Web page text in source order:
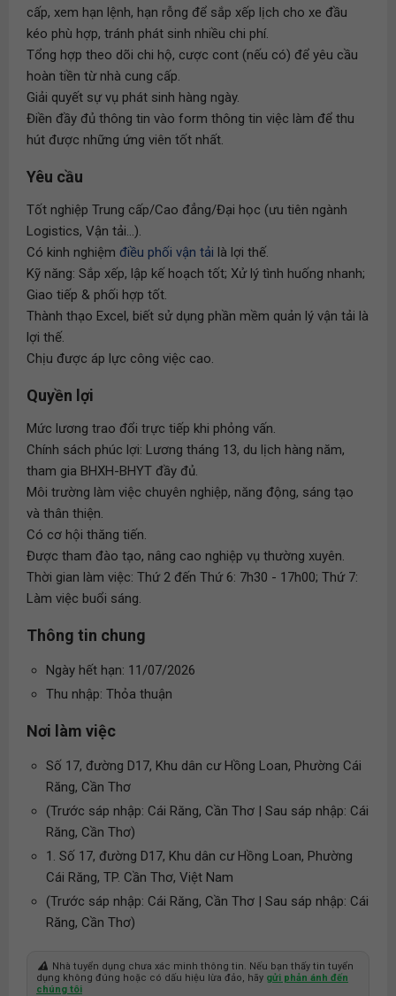
cấp, xem hạn lệnh, hạn rỗng để sắp xếp lịch cho xe đầu
kéo phù hợp, tránh phát sinh nhiều chi phí.
Tổng hợp theo dõi chi hộ, cược cont (nếu có) để yêu cầu
hoàn tiền từ nhà cung cấp.
Giải quyết sự vụ phát sinh hàng ngày.
Điền đầy đủ thông tin vào form thông tin việc làm để thu
hút được những ứng viên tốt nhất.
Yêu cầu
Tốt nghiệp Trung cấp/Cao đẳng/Đại học (ưu tiên ngành
Logistics, Vận tải...).
Có kinh nghiệm điều phối vận tải là lợi thế.
Kỹ năng: Sắp xếp, lập kế hoạch tốt; Xử lý tình huống nhanh;
Giao tiếp & phối hợp tốt.
Thành thạo Excel, biết sử dụng phần mềm quản lý vận tải là
lợi thế.
Chịu được áp lực công việc cao.
Quyền lợi
Mức lương trao đổi trực tiếp khi phỏng vấn.
Chính sách phúc lợi: Lương tháng 13, du lịch hàng năm,
tham gia BHXH-BHYT đầy đủ.
Môi trường làm việc chuyên nghiệp, năng động, sáng tạo
và thân thiện.
Có cơ hội thăng tiến.
Được tham đào tạo, nâng cao nghiệp vụ thường xuyên.
Thời gian làm việc: Thứ 2 đến Thứ 6: 7h30 - 17h00; Thứ 7:
Làm việc buổi sáng.
Thông tin chung
Ngày hết hạn: 11/07/2026
Thu nhập: Thỏa thuận
Nơi làm việc
Số 17, đường D17, Khu dân cư Hồng Loan, Phường Cái
Răng, Cần Thơ
(Trước sáp nhập: Cái Răng, Cần Thơ | Sau sáp nhập: Cái
Răng, Cần Thơ)
1. Số 17, đường D17, Khu dân cư Hồng Loan, Phường
Cái Răng, TP. Cần Thơ, Việt Nam
(Trước sáp nhập: Cái Răng, Cần Thơ | Sau sáp nhập: Cái
Răng, Cần Thơ)
Nhà tuyển dụng chưa xác minh thông tin. Nếu bạn thấy tin tuyển
dụng không đúng hoặc có dấu hiệu lừa đảo, hãy gửi phản ánh đến
chúng tôi